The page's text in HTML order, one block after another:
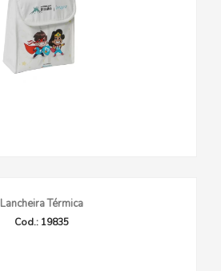
Lancheira Térmica
Cod.: 19835